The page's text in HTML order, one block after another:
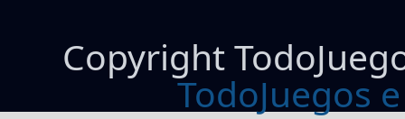
Copyright
TodoJuegos